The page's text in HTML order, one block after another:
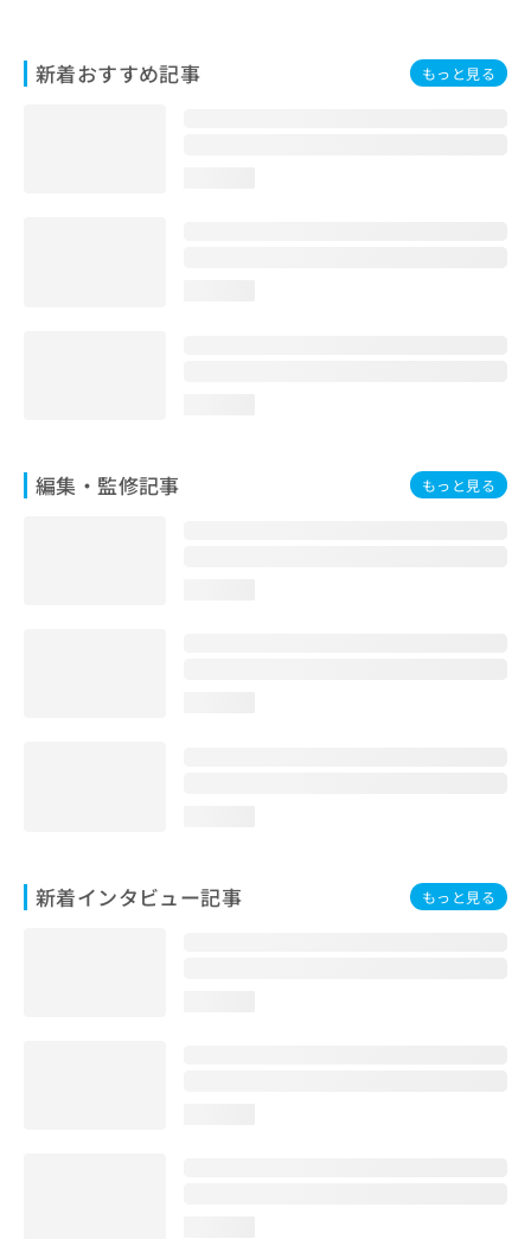
新着おすすめ記事 もっと見る
編集・監修記事 もっと見る
新着インタビュー記事 もっと見る
い
合